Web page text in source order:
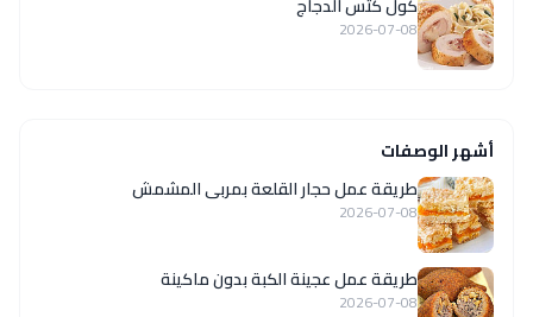
2026-07-08
أشهر الوصفات
طريقة عمل حجار القلعة بمربى المشمش
2026-07-08
طريقة عمل عجينة الكبة بدون ماكينة
2026-07-08